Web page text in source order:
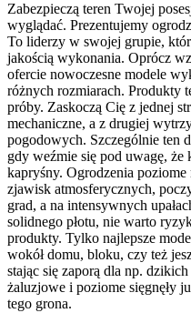
Zabezpieczą teren Twojej
wyglądać. Prezentujemy
To liderzy w swojej grupie,
jakością wykonania. Oprócz
ofercie nowoczesne modele
różnych rozmiarach. Produkty
próby. Zaskoczą Cię z jednej
mechaniczne, a z drugiej
pogodowych. Szczególnie ten
gdy weźmie się pod uwagę,
kapryśny. Ogrodzenia poziome
zjawisk atmosferycznych,
grad, a na intensywnych
solidnego płotu, nie warto
produkty. Tylko najlepsze
wokół domu, bloku, czy też
stając się zaporą dla np.
żaluzjowe i poziome sięgnęły
tego grona.